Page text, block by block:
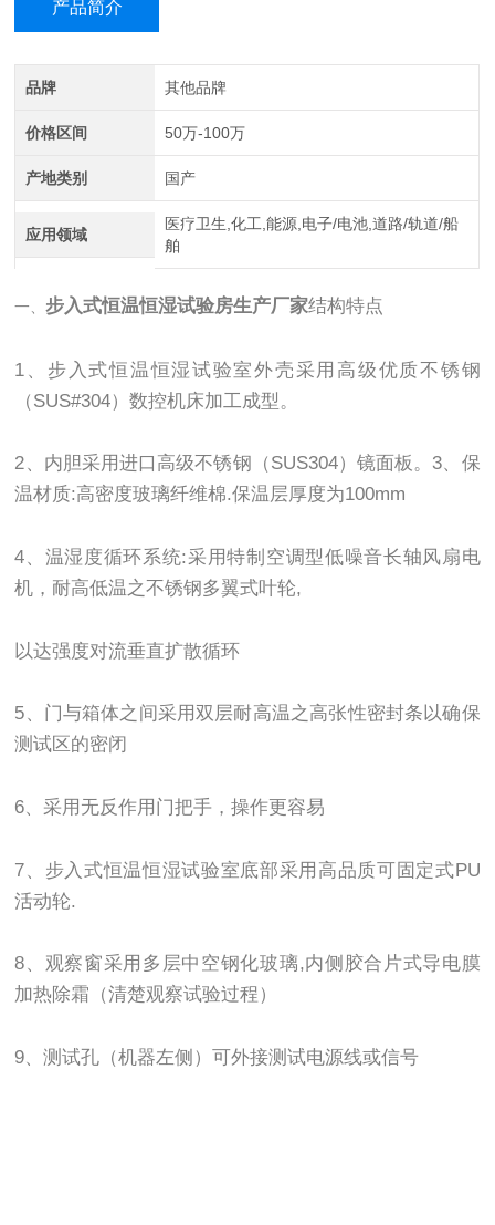
产品简介
品牌 其他品牌
价格区间 50万-100万
产地类别 国产
应用领域
医疗卫生,化工,能源,电子/电池,道路/轨道/船
舶
一、步入式恒温恒湿试验房生产厂家结构特点
1、步入式恒温恒湿试验室外壳采用高级优质不锈钢
（SUS#304）数控机床加工成型。
2、内胆采用进口高级不锈钢（SUS304）镜面板。3、保
温材质:高密度玻璃纤维棉.保温层厚度为100mm
4、温湿度循环系统:采用特制空调型低噪音长轴风扇电
机，耐高低温之不锈钢多翼式叶轮,
以达强度对流垂直扩散循环
5、门与箱体之间采用双层耐高温之高张性密封条以确保
测试区的密闭
6、采用无反作用门把手，操作更容易
7、步入式恒温恒湿试验室底部采用高品质可固定式PU
活动轮.
8、观察窗采用多层中空钢化玻璃,内侧胶合片式导电膜
加热除霜（清楚观察试验过程）
9、测试孔（机器左侧）可外接测试电源线或信号